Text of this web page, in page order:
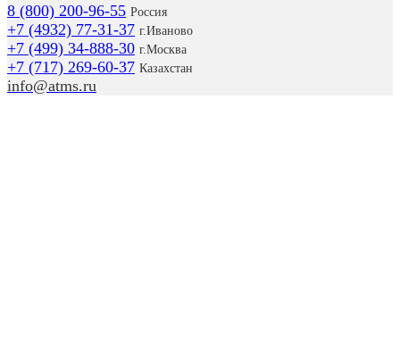
8 (800) 200-96-55 Россия
+7 (4932) 77-31-37 г.Иваново
+7 (499) 34-888-30 г.Москва
+7 (717) 269-60-37 Казахстан
info@atms.ru